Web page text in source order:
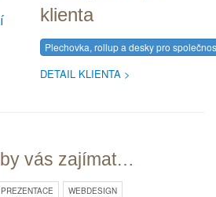
klienta
Plechovka, rollup a desky pro
DETAIL KLIENTA
vás zajímat…
WEBDESIGN